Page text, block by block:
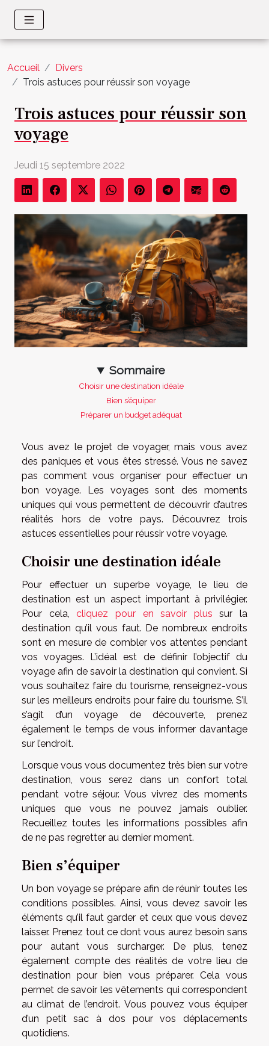
Accueil
Divers
Trois astuces pour réussir son voyage
Trois astuces pour réussir son
voyage
Jeudi 15 septembre 2022
Sommaire
Choisir une destination idéale
Bien s’équiper
Préparer un budget adéquat
Vous avez le projet de voyager, mais vous avez
des paniques et vous êtes stressé. Vous ne savez
pas comment vous organiser pour effectuer un
bon voyage. Les voyages sont des moments
uniques qui vous permettent de découvrir d’autres
réalités hors de votre pays. Découvrez trois
astuces essentielles pour réussir votre voyage.
Choisir une destination idéale
Pour effectuer un superbe voyage, le lieu de
destination est un aspect important à privilégier.
Pour cela,cliquez pour en savoir plus sur la
destination qu’il vous faut. De nombreux endroits
sont en mesure de combler vos attentes pendant
vos voyages. L’idéal est de définir l’objectif du
voyage afin de savoir la destination qui convient. Si
vous souhaitez faire du tourisme, renseignez-vous
sur les meilleurs endroits pour faire du tourisme. S’il
s’agit d’un voyage de découverte, prenez
également le temps de vous informer davantage
sur l’endroit.
Lorsque vous vous documentez très bien sur votre
destination, vous serez dans un confort total
pendant votre séjour. Vous vivrez des moments
uniques que vous ne pouvez jamais oublier.
Recueillez toutes les informations possibles afin
de ne pas regretter au dernier moment.
Bien s’équiper
Un bon voyage se prépare afin de réunir toutes les
conditions possibles. Ainsi, vous devez savoir les
éléments qu’il faut garder et ceux que vous devez
laisser. Prenez tout ce dont vous aurez besoin sans
pour autant vous surcharger. De plus, tenez
également compte des réalités de votre lieu de
destination pour bien vous préparer. Cela vous
permet de savoir les vêtements qui correspondent
au climat de l’endroit. Vous pouvez vous équiper
d’un petit sac à dos pour vos déplacements
quotidiens.